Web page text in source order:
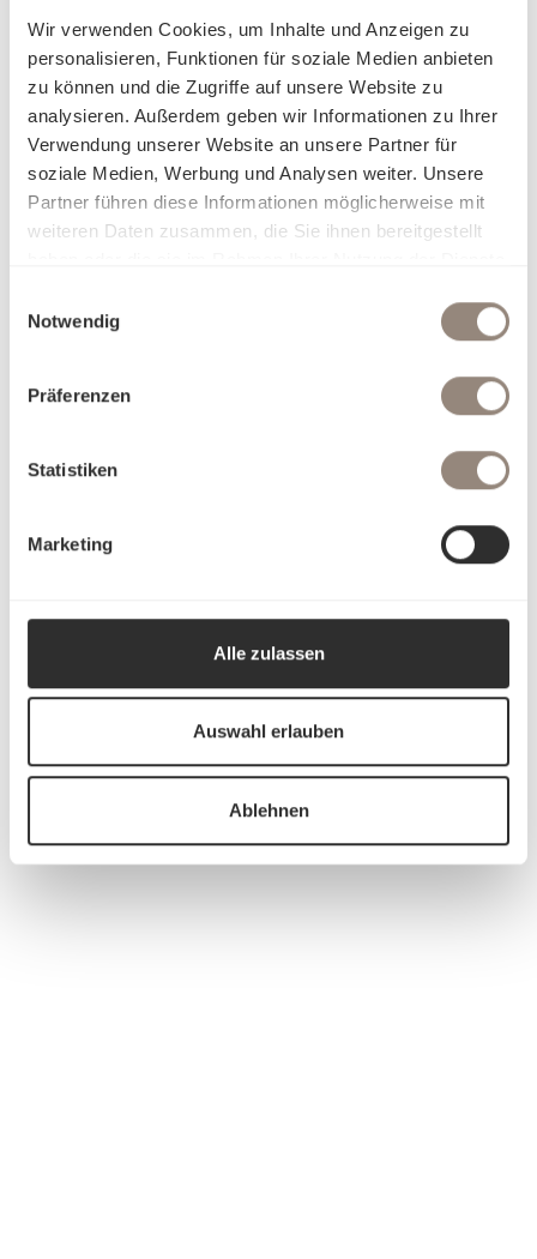
Wir verwenden Cookies, um Inhalte und Anzeigen zu
personalisieren, Funktionen für soziale Medien anbieten
zu können und die Zugriffe auf unsere Website zu
analysieren. Außerdem geben wir Informationen zu Ihrer
Verwendung unserer Website an unsere Partner für
soziale Medien, Werbung und Analysen weiter. Unsere
Partner führen diese Informationen möglicherweise mit
weiteren Daten zusammen, die Sie ihnen bereitgestellt
Notwendig
Präferenzen
Statistiken
Marketing
Alle zulassen
Auswahl erlauben
Ablehnen